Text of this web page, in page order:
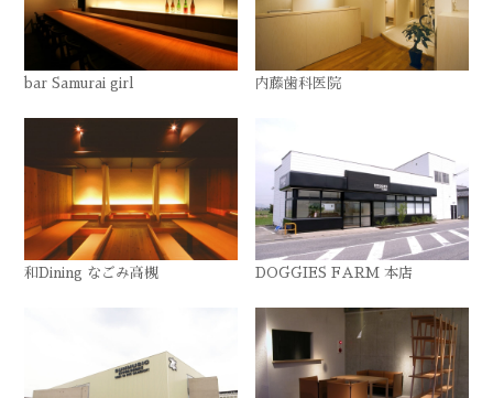
bar Samurai girl 内藤歯科医院
和Dining なごみ高槻 DOGGIES FARM 本店